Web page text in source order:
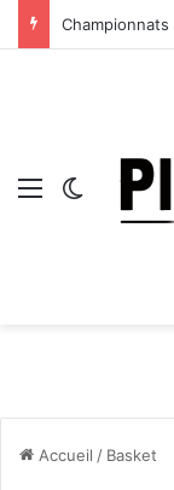
Menu Switch
Accueil / Basket